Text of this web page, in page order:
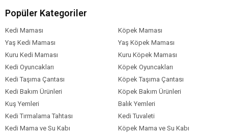
Aloe Vera 1000Mg
Köpek Yaş
Aralığı
Yetişkin (1-7 Yaş)
Köpek Maması
Formu
Köpek Maması
Tahıl Oranı
Köpek Özel
Gereksinim
Bağışıklık Sistemi Gelişimi
Sindirim Hassasiyeti
Tüy
Popüler Kategoriler
Kedi Maması
Köpek Maması
Yaş Kedi Maması
Yaş Köpek Maması
Kuru Kedi Maması
Kuru Köpek Maması
Kedi Oyuncakları
Köpek Oyuncakları
Kedi Taşıma Çantası
Köpek Taşıma Çantası
Kedi Bakım Ürünleri
Köpek Bakım Ürünleri
Kuş Yemleri
Balık Yemleri
Kedi Tırmalama Tahtası
Kedi Tuvaleti
Kedi Mama ve Su Kabı
Köpek Mama ve Su Kabı